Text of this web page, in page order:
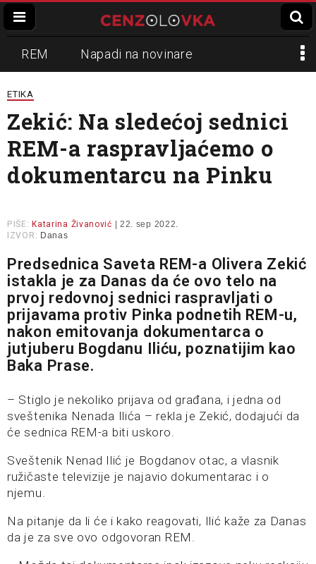
REM Napadi na novinare
Zvučni top
Propaganda Lokalni mediji
Informer Slavko Ćuruvija
ETIKA
Zekić: Na sledećoj sednici
REM-a raspravljaćemo o
dokumentarcu na Pinku
PIŠE: Katarina Živanović | 22. sep 2022.
IZVOR: Danas
Predsednica Saveta REM-a Olivera Zekić
istakla je za Danas da će ovo telo na
prvoj redovnoj sednici raspravljati o
prijavama protiv Pinka podnetih REM-u,
nakon emitovanja dokumentarca o
jutjuberu Bogdanu Iliću, poznatijim kao
Baka Prase.
– Stiglo je nekoliko prijava od građana, i jedna od
sveštenika Nenada Ilića – rekla je Zekić, dodajući da
će sednica REM-a biti uskoro.
Sveštenik Nenad Ilić je Bogdanov otac, a vlasnik
ružičaste televizije je najavio dokumentarac i o
njemu.
Na pitanje da li će i kako reagovati, Ilić kaže za Danas
da je za sve ovo odgovoran REM.